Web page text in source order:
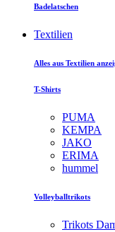
Badelatschen
Textilien
Alles aus Textilien
T-Shirts
PUMA
KEMPA
JAKO
ERIMA
hummel
Volleyballtrikots
Trikots